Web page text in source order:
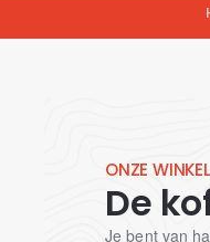
ONZE
De
Je bent van